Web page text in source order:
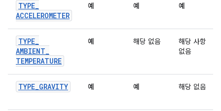
TYPE_
ACCELEROMETER
예 예 예
TYPE_
AMBIENT_
TEMPERATURE
예 해당 없음
해당 사항
없음
TYPE_GRAVITY 예 예 해당 없음